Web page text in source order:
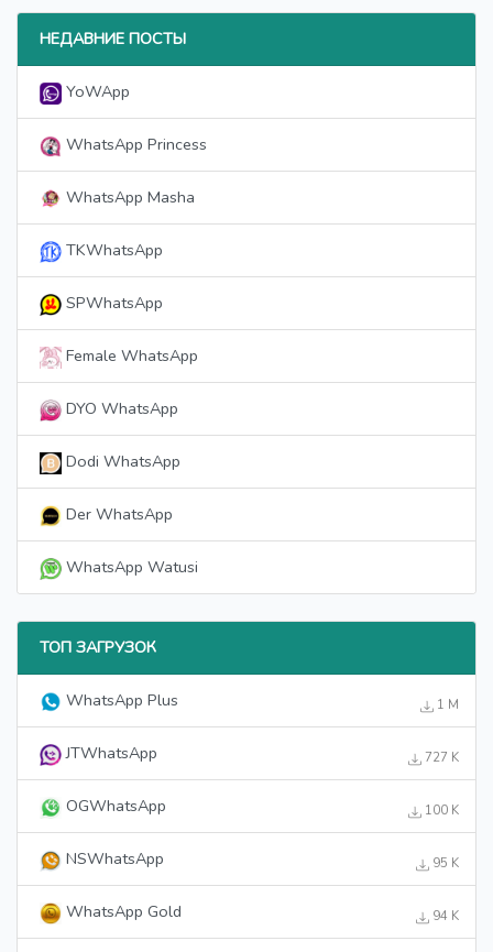
НЕДАВНИЕ ПОСТЫ
YoWApp
WhatsApp Princess
WhatsApp Masha
TKWhatsApp
SPWhatsApp
Female WhatsApp
DYO WhatsApp
Dodi WhatsApp
Der WhatsApp
WhatsApp Watusi
ТОП ЗАГРУЗОК
WhatsApp Plus 1 M
JTWhatsApp 727 K
OGWhatsApp 100 K
NSWhatsApp 95 K
WhatsApp Gold 94 K